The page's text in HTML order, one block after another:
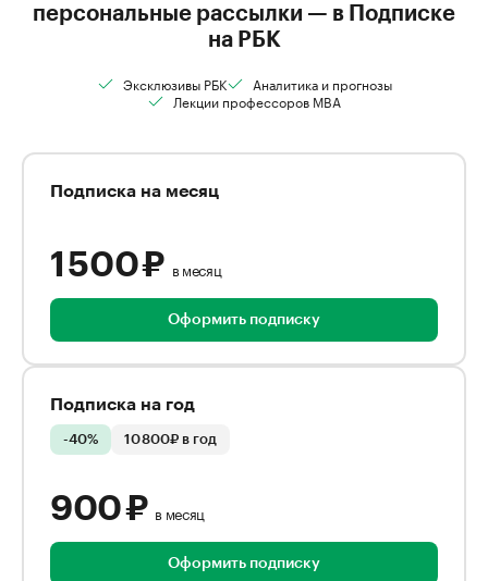
персональные рассылки — в Подписке
на РБК
Эксклюзивы РБК
Аналитика и прогнозы
Лекции профессоров MBA
Подписка на месяц
1 500 ₽ в месяц
Оформить подписку
Подписка на год
-40% 10 800₽ в год
900 ₽ в месяц
Оформить подписку